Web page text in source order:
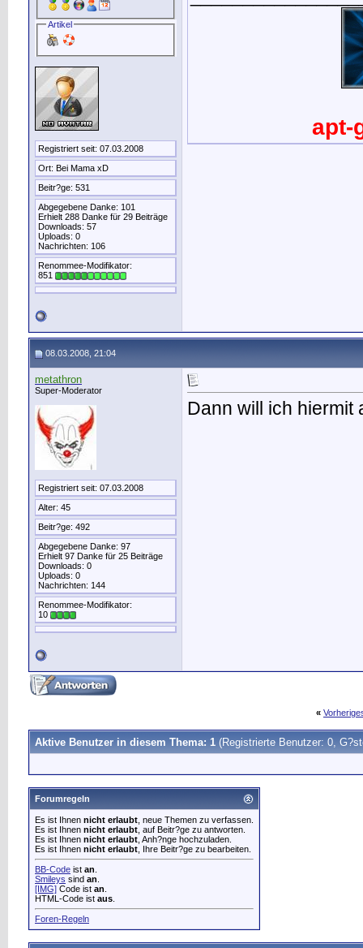
Artikel
Registriert seit: 07.03.2008
Ort: Bei Mama xD
Beitr?ge: 531
Abgegebene Danke: 101
Erhielt 288 Danke für 29 Beiträge
Downloads: 57
Uploads: 0
Nachrichten: 106
Renommee-Modifikator:
851
apt-
08.03.2008, 21:04
metathron
Super-Moderator
Registriert seit: 07.03.2008
Alter: 45
Beitr?ge: 492
Abgegebene Danke: 97
Erhielt 97 Danke für 25 Beiträge
Downloads: 0
Uploads: 0
Nachrichten: 144
Renommee-Modifikator:
10
Dann will ich hiermit
«
Aktive Benutzer in diesem Thema: 1 (Registrierte Benutzer: 0,
Forumregeln
Es ist Ihnen nicht erlaubt , neue Themen zu verfassen.
Es ist Ihnen nicht erlaubt , auf Beitr?ge zu antworten.
Es ist Ihnen nicht erlaubt , Anh?nge hochzuladen.
Es ist Ihnen nicht erlaubt , Ihre Beitr?ge zu bearbeiten.
BB-Code ist an
Smileys sind an
[IMG] Code ist an
HTML-Code ist aus
Foren-Regeln